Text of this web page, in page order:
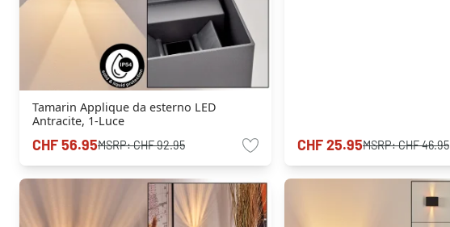
Tamarin Applique da esterno LED
Antracite, 1-Luce
CHF 56.95MSRP:CHF 92.95 CHF 25.95MSRP:CHF 46.95